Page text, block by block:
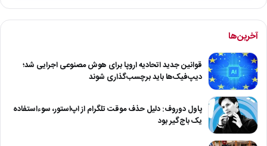
آخرین‌ها
قوانین جدید اتحادیه اروپا برای هوش مصنوعی اجرایی شد؛
دیپ‌فیک‌ها باید برچسب‌گذاری شوند
پاول دوروف: دلیل حذف موقت تلگرام از اپ‌استور، سوءاستفاده
یک باج‌گیر بود